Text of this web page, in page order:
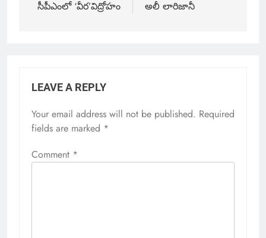
సీపీఎంలో ‘వీర’విద్రోహం అలీ లారిజానీ
LEAVE A REPLY
Your email address will not be published. Required
fields are marked *
Comment *